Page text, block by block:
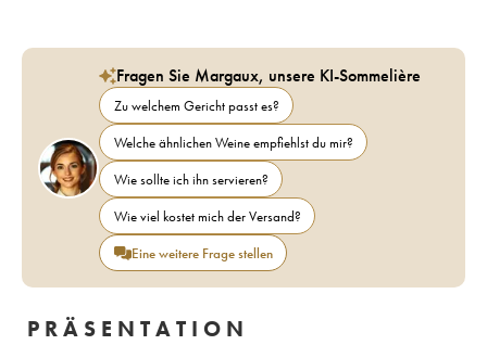
Fragen Sie Margaux, unsere KI-Sommelière
Zu welchem Gericht passt es?
Welche ähnlichen Weine empfiehlst du mir?
Wie sollte ich ihn servieren?
Wie viel kostet mich der Versand?
Eine weitere Frage stellen
PRÄSENTATION